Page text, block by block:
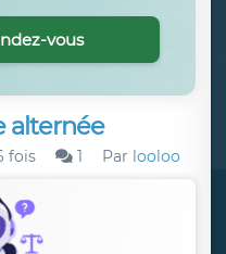
alternée
fois 1 Par looloo
vous